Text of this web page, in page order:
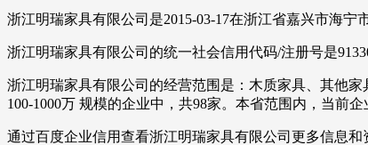
浙江明瑞家具有限公司是2015-03-17在浙江省嘉兴市海
浙江明瑞家具有限公司的统一社会信用代码/注册号是
浙江明瑞家具有限公司的经营范围是：木质家具、其他
100-1000万 规模的企业中，共98家。本省范围内，当前企
通过百度企业信用查看浙江明瑞家具有限公司更多信息和